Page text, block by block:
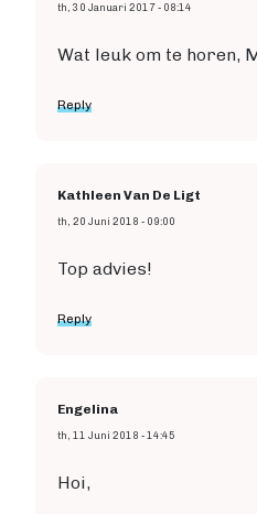
th, 30 Januari 2017 - 08:14
Wat leuk om te horen,
Reply
Kathleen Van De Ligt
th, 20 Juni 2018 - 09:00
Top advies!
Reply
Engelina
th, 11 Juni 2018 - 14:45
Hoi,